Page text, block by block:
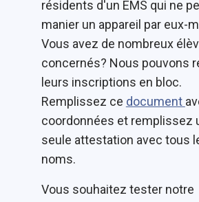
résidents d'un EMS qui ne
manier un appareil par eux-
Vous avez de nombreux
concernés? Nous pouvons
leurs inscriptions en bloc.
Remplissez ce document
coordonnées et remplissez
seule attestation avec tous
noms.
Vous souhaitez tester notre